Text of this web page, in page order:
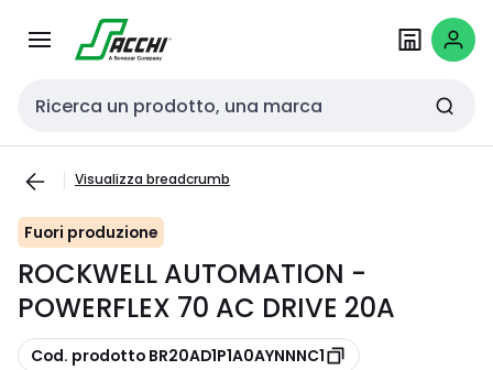
navigazionecontenuto
Cerca input
Visualizza breadcrumb
Fuori produzione
ROCKWELL AUTOMATION -
POWERFLEX 70 AC DRIVE 20A
copia
Cod. prodotto BR20AD1P1A0AYNNNC1